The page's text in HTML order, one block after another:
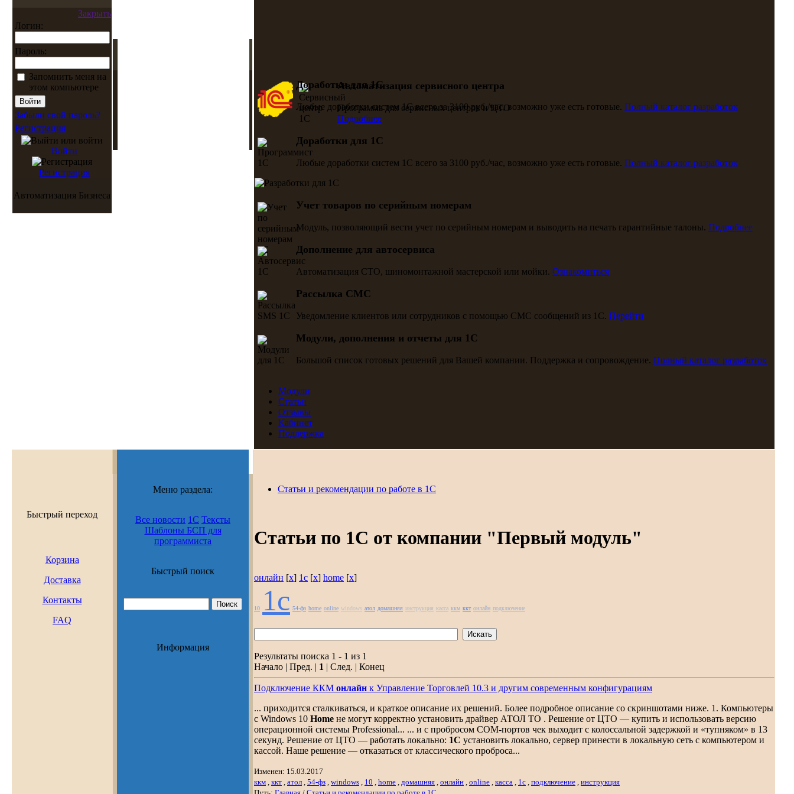
Закрыть
Логин:
Пароль:
Запомнить меня на
этом компьютере
Забыли свой пароль?
Регистрация
Войти
Регистрация
Автоматизация Бизнеса
Доработки для 1С
Любые доработки систем 1С всего за 3100 руб./час, возможно уже есть готовые. Полный каталог разработок
Автоматизация сервисного центра
Программа для сервисных центров и ЦТО
Подробнее
Доработки для 1С
Любые доработки систем 1С всего за 3100 руб./час, возможно уже есть готовые. Полный каталог разработок
Учет товаров по серийным номерам
Модуль, позволяющий вести учет по серийным номерам и выводить на печать гарантийные талоны. Подробнее
Дополнение для автосервиса
Автоматизация СТО, шиномонтажной мастерской или мойки. Ознакомиться
Рассылка СМС
Уведомление клиентов или сотрудников с помощью СМС сообщений из 1С. Перейти
Модули, дополнения и отчеты для 1С
Большой список готовых решений для Вашей компании. Поддержка и сопровождение. Полный каталог разработок
Модули
Статьи
Отзывы
Кабинет
Поддержка
Быстрый переход
Корзина
Доставка
Контакты
FAQ
Меню раздела:
Все новости 1С Тексты
Шаблоны БСП для
программиста
Быстрый поиск
Информация
Статьи и рекомендации по работе в 1С
Статьи по 1С от компании "Первый модуль"
онлайн [x] 1с [x] home [x]
10 1с 54-фз home online windows атол домашняя инструкция касса ккм ккт онлайн подключение
Результаты поиска 1 - 1 из 1
Начало | Пред. | 1 | След. | Конец
Подключение ККМ онлайн к Управление Торговлей 10.3 и другим современным конфигурациям
... приходится сталкиваться, и краткое описание их решений. Более подробное описание со скриншотами ниже. 1. Компьютеры
с Windows 10 Home не могут корректно установить драйвер АТОЛ ТО . Решение от ЦТО — купить и использовать версию
операционной системы Professional... ... и с пробросом COM-портов чек выходит с колоссальной задержкой и «тупняком» в 13
секунд. Решение от ЦТО — работать локально: 1С установить локально, сервер принести в локальную сеть с компьютером и
кассой. Наше решение — отказаться от классического проброса...
Изменен: 15.03.2017
ккм ккт атол 54-фз windows 10 home домашняя онлайн online касса 1с подключение инструкция